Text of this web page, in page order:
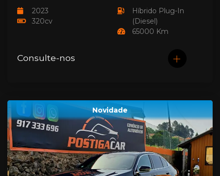
2023
320cv
Híbrido Plug-In
(Diesel)
65000 Km
Consulte-nos
Novidade